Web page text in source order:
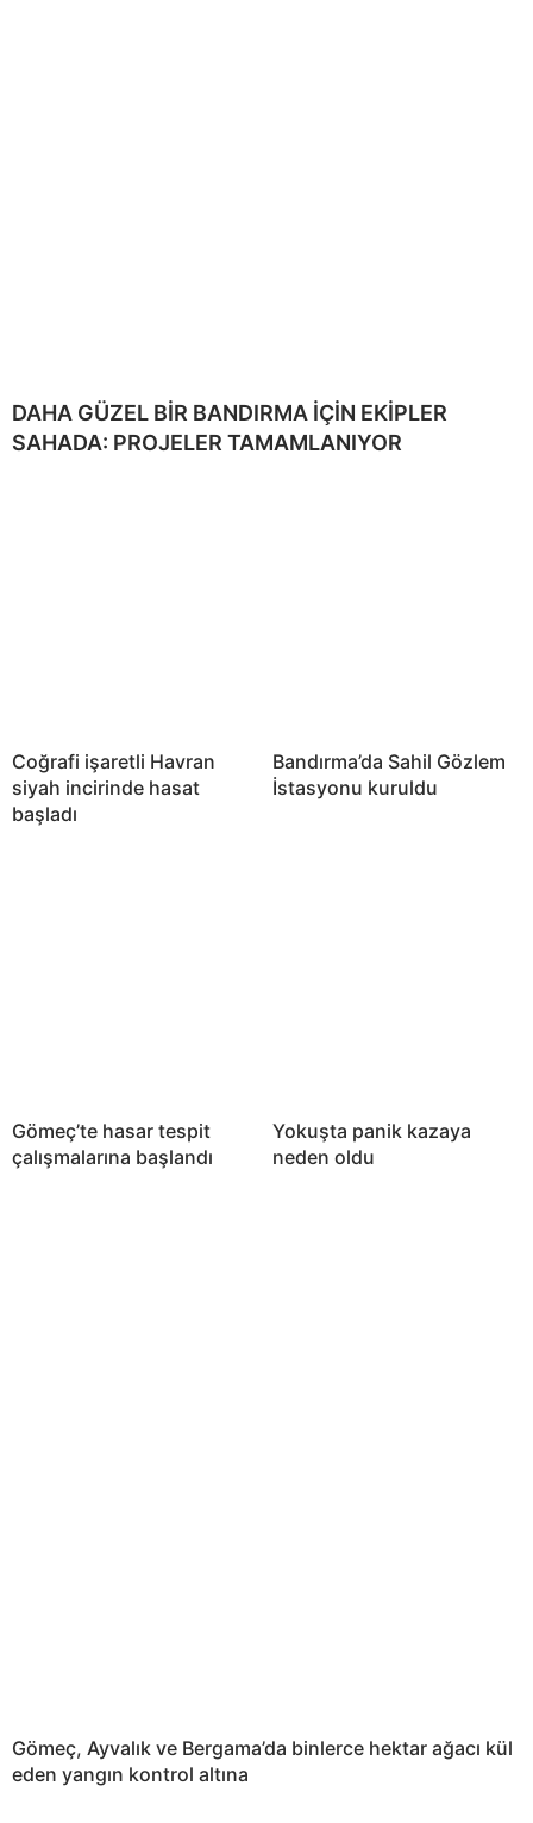
DAHA GÜZEL BİR BANDIRMA İÇİN EKİPLER
SAHADA: PROJELER TAMAMLANIYOR
Coğrafi işaretli Havran
siyah incirinde hasat
başladı
Bandırma’da Sahil Gözlem
İstasyonu kuruldu
Gömeç’te hasar tespit
çalışmalarına başlandı
Yokuşta panik kazaya
neden oldu
Gömeç, Ayvalık ve Bergama’da binlerce hektar ağacı kül
eden yangın kontrol altına